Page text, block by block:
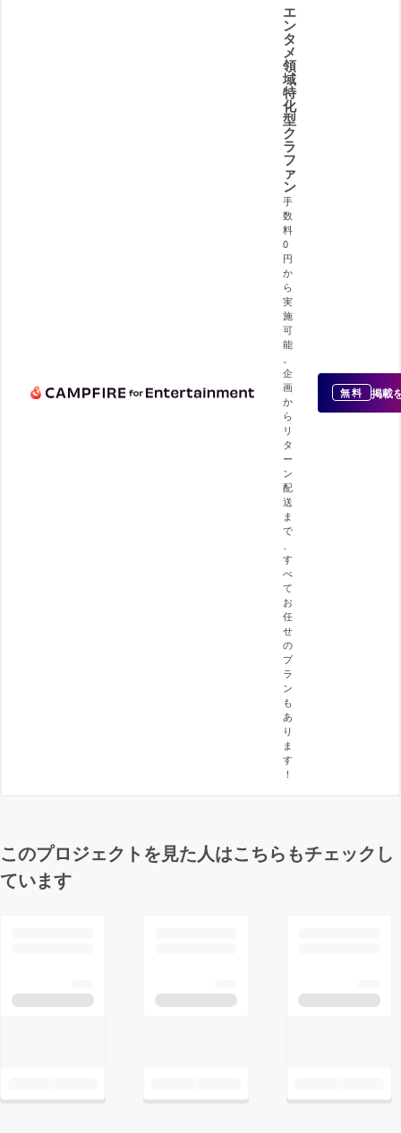
エ
ン
タ
メ
領
域
特
化
型
ク
ラ
フ
ァ
ン
手
数
料
0
円
か
ら
実
施
可
能
企
画
か
ら
リ
タ
ー
ン
配
送
ま
で
す
べ
て
お
任
せ
の
プ
ラ
ン
も
あ
り
ま
す
！
無料 掲載
このプロジェクトを見た人はこちらもチェックし
ています